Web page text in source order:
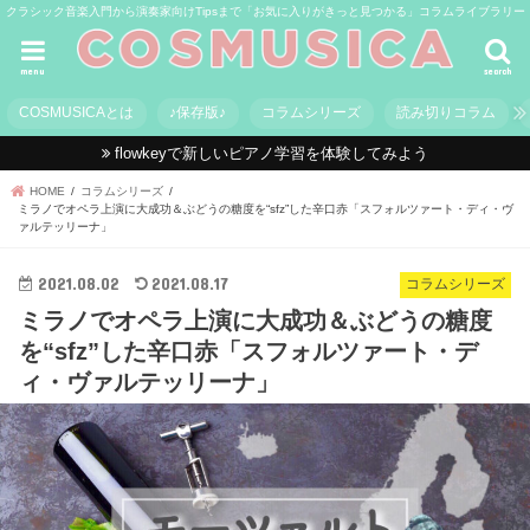
クラシック音楽入門から演奏家向けTipsまで「お気に入りがきっと見つかる」コラムライブラリー
search
menu
COSMUSICAとは ♪保存版♪ コラムシリーズ 読み切りコラム
flowkeyで新しいピアノ学習を体験してみよう
HOME
コラムシリーズ
ミラノでオペラ上演に大成功＆ぶどうの糖度を“sfz”した辛口赤「スフォルツァート・ディ・ヴ
ァルテッリーナ」
コラムシリーズ
2021.08.02 2021.08.17
ミラノでオペラ上演に大成功＆ぶどうの糖度
を“sfz”した辛口赤「スフォルツァート・デ
ィ・ヴァルテッリーナ」